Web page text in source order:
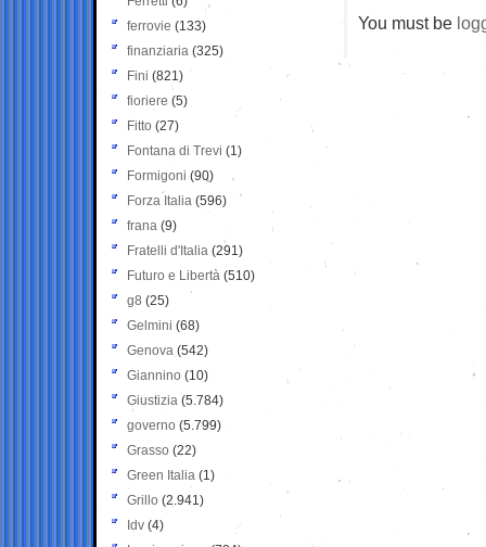
You must be
ferrovie (133)
finanziaria (325)
Fini (821)
fioriere (5)
Fitto (27)
Fontana di Trevi (1)
Formigoni (90)
Forza Italia (596)
frana (9)
Fratelli d'Italia (291)
Futuro e Libertà (510)
g8 (25)
Gelmini (68)
Genova (542)
Giannino (10)
Giustizia (5.784)
governo (5.799)
Grasso (22)
Green Italia (1)
Grillo (2.941)
Idv (4)